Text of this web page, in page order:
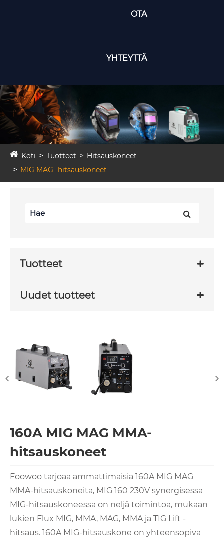
OTA
YHTEYTTÄ
Koti Tuotteet
Hitsauskoneet
MIG MAG -hitsauskoneet
Tuotteet
Uudet tuotteet
160A MIG MAG MMA-
hitsauskoneet
Foowoo tarjoaa ammattimaisia ​​160A MIG MAG
MMA-hitsauskoneita, MIG 160 230V synergisessa
MIG-hitsauskoneessa on neljä toimintoa, mukaan
lukien Flux MIG, MMA, MAG, MMA ja TIG Lift -
hitsaus. 160A MIG-hitsauskone on yhteensopiva